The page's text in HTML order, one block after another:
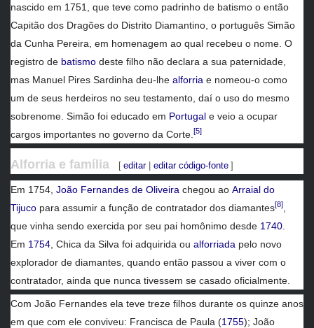
nascido em 1751, que teve como padrinho de batismo o então
Capitão dos Dragões do Distrito Diamantino, o português Simão
da Cunha Pereira, em homenagem ao qual recebeu o nome. O
registro de batismodeste filho não declara a sua paternidade,
mas Manuel Pires Sardinha deu-lhe alforria e nomeou-o como
um de seus herdeiros no seu testamento, daí o uso do mesmo
sobrenome. Simão foi educado em Portugale veio a ocupar
cargos importantes no governo da Corte. [5]
Alforria e família [ editar|editar código-fonte ]
Em 1754, João Fernandes de Oliveira chegou ao Arraial do
Tijucopara assumir a função de contratador dos diamantes[8],
que vinha sendo exercida por seu pai homônimo desde 1740.
Em 1754, Chica da Silva foi adquirida ou alforriada pelo novo
explorador de diamantes, quando então passou a viver com o
contratador, ainda que nunca tivessem se casado oficialmente.
Com João Fernandes ela teve treze filhos durante os quinze anos
em que com ele conviveu: Francisca de Paula (1755); João